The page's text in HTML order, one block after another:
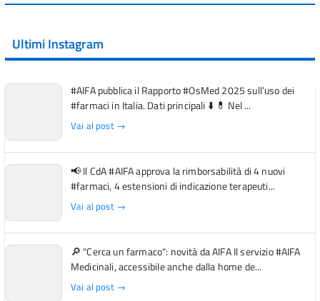
Ultimi Instagram
#AIFA pubblica il Rapporto #OsMed 2025 sull’uso dei
#farmaci in Italia. Dati principali ⬇️ 💊 Nel ...
Vai al post →
📢 Il CdA #AIFA approva la rimborsabilità di 4 nuovi
#farmaci, 4 estensioni di indicazione terapeuti...
Vai al post →
🔎 "Cerca un farmaco": novità da AIFA Il servizio #AIFA
Medicinali, accessibile anche dalla home de...
Vai al post →